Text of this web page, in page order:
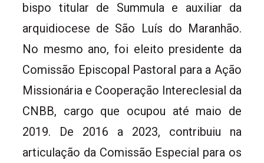
bispo titular de Summula e auxiliar da
arquidiocese de São Luís do Maranhão.
No mesmo ano, foi eleito presidente da
Comissão Episcopal Pastoral para a Ação
Missionária e Cooperação Intereclesial da
CNBB, cargo que ocupou até maio de
2019. De 2016 a 2023, contribuiu na
articulação da Comissão Especial para os